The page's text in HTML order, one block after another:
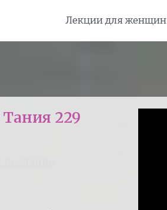
Лекции для женщин
229